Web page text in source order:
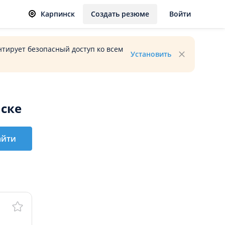
Карпинск Создать резюме Войти
безопасный доступ ко всем
Установить